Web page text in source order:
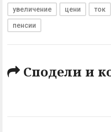
увеличение цени ток
пенсии
Сподели и